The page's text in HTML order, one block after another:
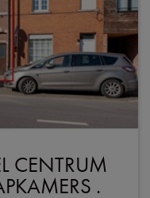
CENTRUM
.